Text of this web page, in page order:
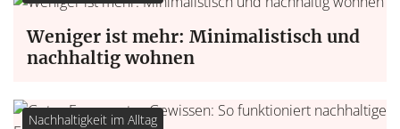
Weniger ist mehr: Minimalistisch und
nachhaltig wohnen
Nachhaltigkeit im Alltag